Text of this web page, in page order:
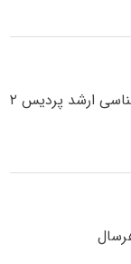
با سلام لطفا بفرمایید اعلام نتایج امتحان کارشناسی ارشد پردیس ۲